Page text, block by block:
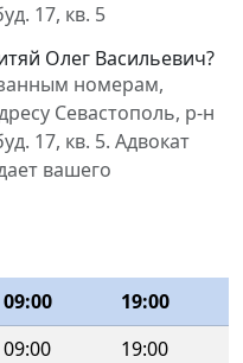
17, кв. 5
Олег Васильевич?
номерам,
Севастополь, р-н
17, кв. 5. Адвокат
вашего
09:00
19:00
09:00
19:00